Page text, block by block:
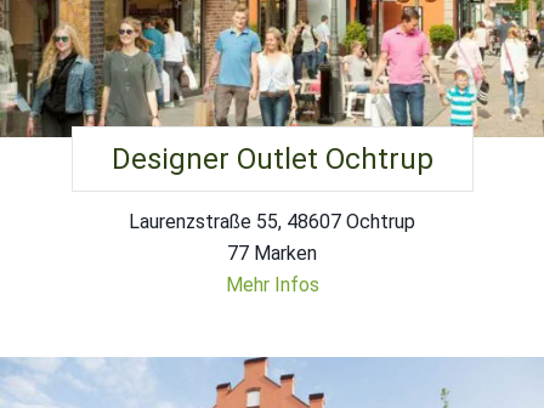
Designer Outlet Ochtrup
Laurenzstraße 55, 48607 Ochtrup
77 Marken
Mehr Infos